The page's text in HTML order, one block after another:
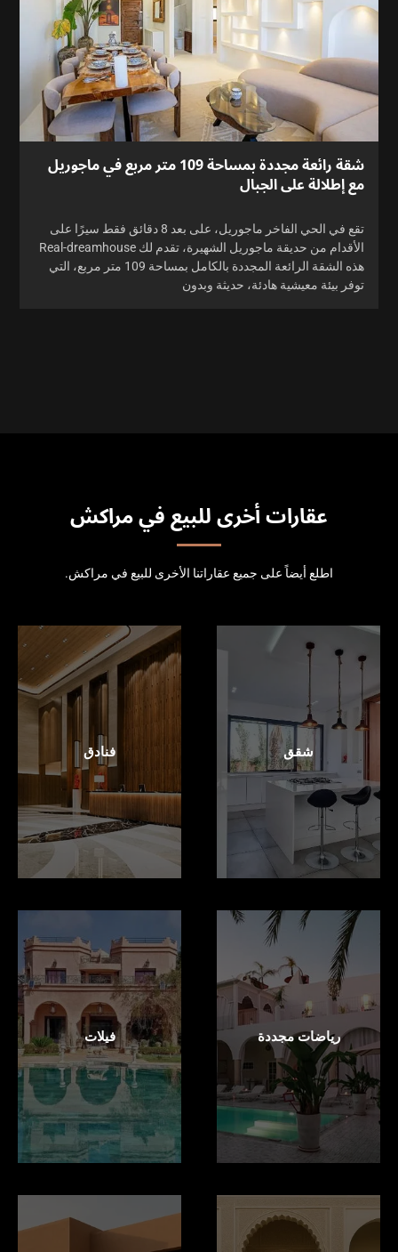
شقة رائعة مجددة بمساحة 109 متر مربع في ماجوريل
مع إطلالة على الجبال
تقع في الحي الفاخر ماجوريل، على بعد 8 دقائق فقط سيرًا على
الأقدام من حديقة ماجوريل الشهيرة، تقدم لك Real-dreamhouse
هذه الشقة الرائعة المجددة بالكامل بمساحة 109 متر مربع، التي
توفر بيئة معيشية هادئة، حديثة وبدون
عقارات أخرى للبيع في مراكش
اطلع أيضاً على جميع عقاراتنا الأخرى للبيع في مراكش.
شقق فنادق
رياضات مجددة فيلات